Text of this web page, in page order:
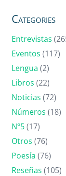
Categories
Entrevistas
Eventos (117)
Lengua (2)
Libros (22)
Noticias (72)
Números (18)
Nº5(17)
Otros (76)
Poesía (76)
Reseñas (105)